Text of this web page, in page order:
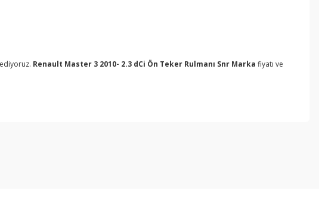
Renault Master 3 2010- 2.3 dCi Ön Teker Rulmanı Snr Marka fiyatı ve